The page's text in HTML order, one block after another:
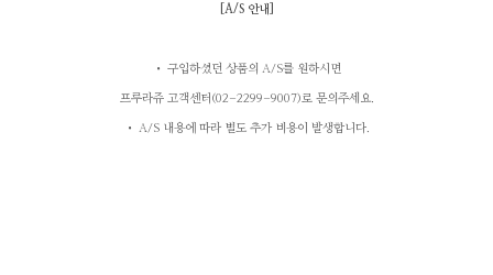
[A/S 안내
• 구입하셨던 상품의 A/S를 원하시면
프루라쥬 고객센터(02-2299-9007)로 문의주세요.
• A/S 내용에 따라 별도 추가 비용이 발생합니다.